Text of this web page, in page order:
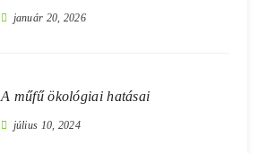
január 20, 2026
A műfű ökológiai hatásai
július 10, 2024